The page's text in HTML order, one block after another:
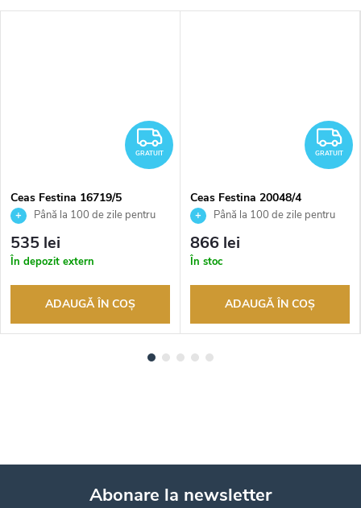
GRATUIT
GRATUIT
Ceas Festina 16719/5
Până la 100 de zile pentru
returnarea bunurilor. Vânzător
autorizat
535 lei
În depozit extern
ADAUGĂ ÎN COŞ
GRATUIT
Ceas Festina 20048/4
Până la 100 de zile pentru
returnarea bunurilor. Vânzător
autorizat
866 lei
În stoc
ADAUGĂ ÎN COŞ
Abonare la newsletter